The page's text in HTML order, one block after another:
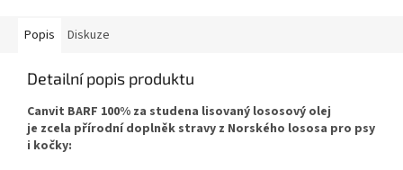
Popis Diskuze
Detailní popis produktu
Canvit BARF 100% za studena lisovaný lososový olej
je zcela přírodní doplněk stravy z Norského lososa pro psy
i kočky: